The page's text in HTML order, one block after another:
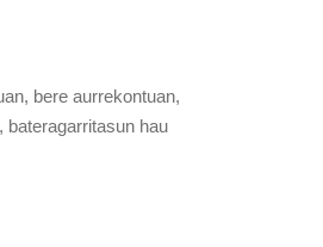
bere aurrekontuan,
bateragarritasun hau